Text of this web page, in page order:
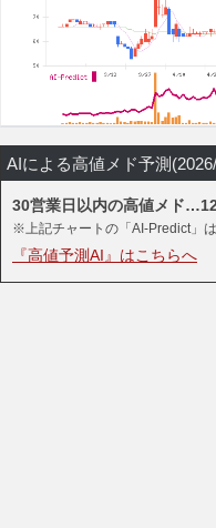
AIによる高値メド予測
30営業日以内の高値メド
※上記チャートの「AI-Predict」
『高値予測AI』はこちらへ